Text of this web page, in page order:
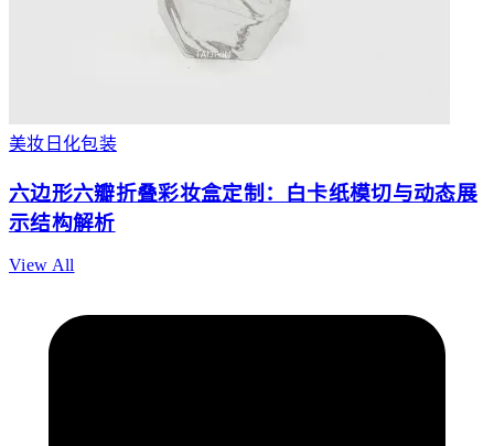
美妆日化包装
六边形六瓣折叠彩妆盒定制：白卡纸模切与动态展
示结构解析
View All